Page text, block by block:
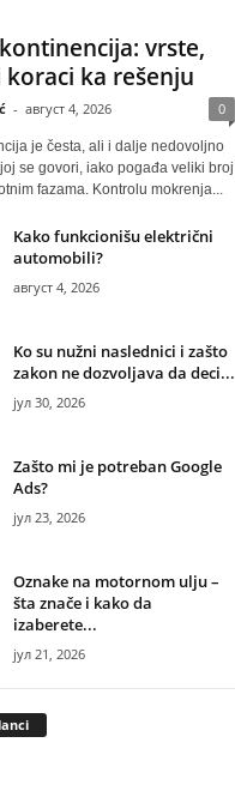
vrste,
ka rešenju
- август 4, 2026 0
je česta, ali i dalje nedovoljno
se govori, iako pogađa veliki broj
fazama. Kontrolu mokrenja...
Kako funkcionišu električni
automobili?
август 4, 2026
Ko su nužni naslednici i zašto
zakon ne dozvoljava da deci...
јул 30, 2026
Zašto mi je potreban Google
Ads?
јул 23, 2026
Oznake na motornom ulju –
šta znače i kako da
izaberete...
јул 21, 2026